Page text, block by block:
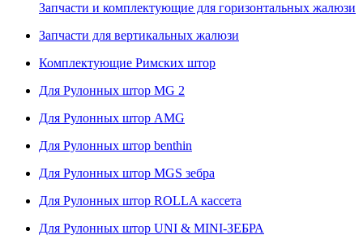
Запчасти и комплектующие для горизонтальных жалюзи
Запчасти для вертикальных жалюзи
Комплектующие Римских штор
Для Рулонных штор MG 2
Для Рулонных штор AMG
Для Рулонных штор benthin
Для Рулонных штор MGS зебра
Для Рулонных штор ROLLA кассета
Для Рулонных штор UNI & MINI-ЗЕБРА